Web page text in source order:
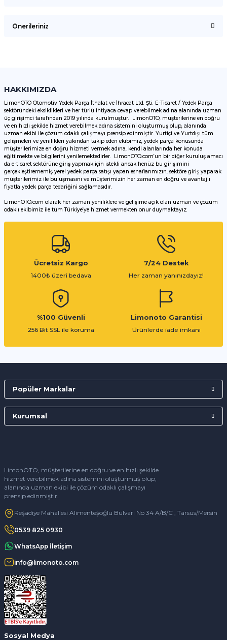
Önerileriniz
Görüş ve önerileriniz için teşekkür ederiz.
Ürün resmi kalitesiz, bozuk veya görüntülenemiyor.
Ürün açıklamasında eksik bilgiler bulunuyor.
Ürün bilgilerinde hatalar bulunuyor.
Ürün fiyatı diğer sitelerden daha pahalı.
Bu ürüne benzer farklı alternatifler olmalı.
HAKKIMIZDA
LimonOTO Otomotiv Yedek Parça İthalat ve İhracat Ltd. Şti. E-Ticaret / Yedek Parça
sektöründeki eksiklikleri ve her türlü ihtiyaca cevap verebilmek adına alanında uzman
üç girişimci tarafından 2019 yılında kurulmuştur. LimonOTO, müşterilerine en doğru
ve en hızlı şekilde hizmet verebilmek adına sistemini oluşturmuş olup, alanında
uzman ekibi ile çözüm odaklı çalışmayı prensip edinmiştir. Yurtiçi ve Yurtdışı tüm
gelişmeleri ve yenilikleri yakından takip eden ekibimiz, yedek parça konusunda
müşterilerimize en doğru hizmeti vermek adına, kendi alanlarında her konuda
eğitilmekte ve bilgilerini yenilemektedirler. LimonOTO.com’un bir diğer kuruluş amacı
da e-ticaret sektörüne giriş yapmak için istekli ancak henüz bu girişimini
gerçekleştirememiş yerel yedek parça satışı yapan esnaflarımızın, sektöre giriş yaparak
müşterilerimiz ile buluşmasını ve müşterimizin her zaman en doğru ve avantajlı
fiyatla yedek parça tedariğini sağlamasıdır.
LimonOTO.com olarak her zaman yeniliklere ve gelişime açık olan uzman ve çözüm
odaklı ekibimiz ile tüm Türkiye’ye hizmet vermekten onur duymaktayız.
Ücretsiz Kargo
1400₺ üzeri bedava
7/24 Destek
Her zaman yanınızdayız!
%100 Güvenli
256 Bit SSL ile koruma
Limonoto Garantisi
Ürünlerde iade imkanı
LimonOTO, müşterilerine en doğru ve en hızlı şekilde
hizmet verebilmek adına sistemini oluşturmuş olup,
alanında uzman ekibi ile çözüm odaklı çalışmayı
prensip edinmiştir.
Reşadiye Mahallesi Alimenteşoğlu Bulvarı No 34 A/B/C , Tarsus/Mersin
0539 825 0930
WhatsApp İletişim
info@limonoto.com
Popüler Markalar
Kurumsal
Sosyal Medya